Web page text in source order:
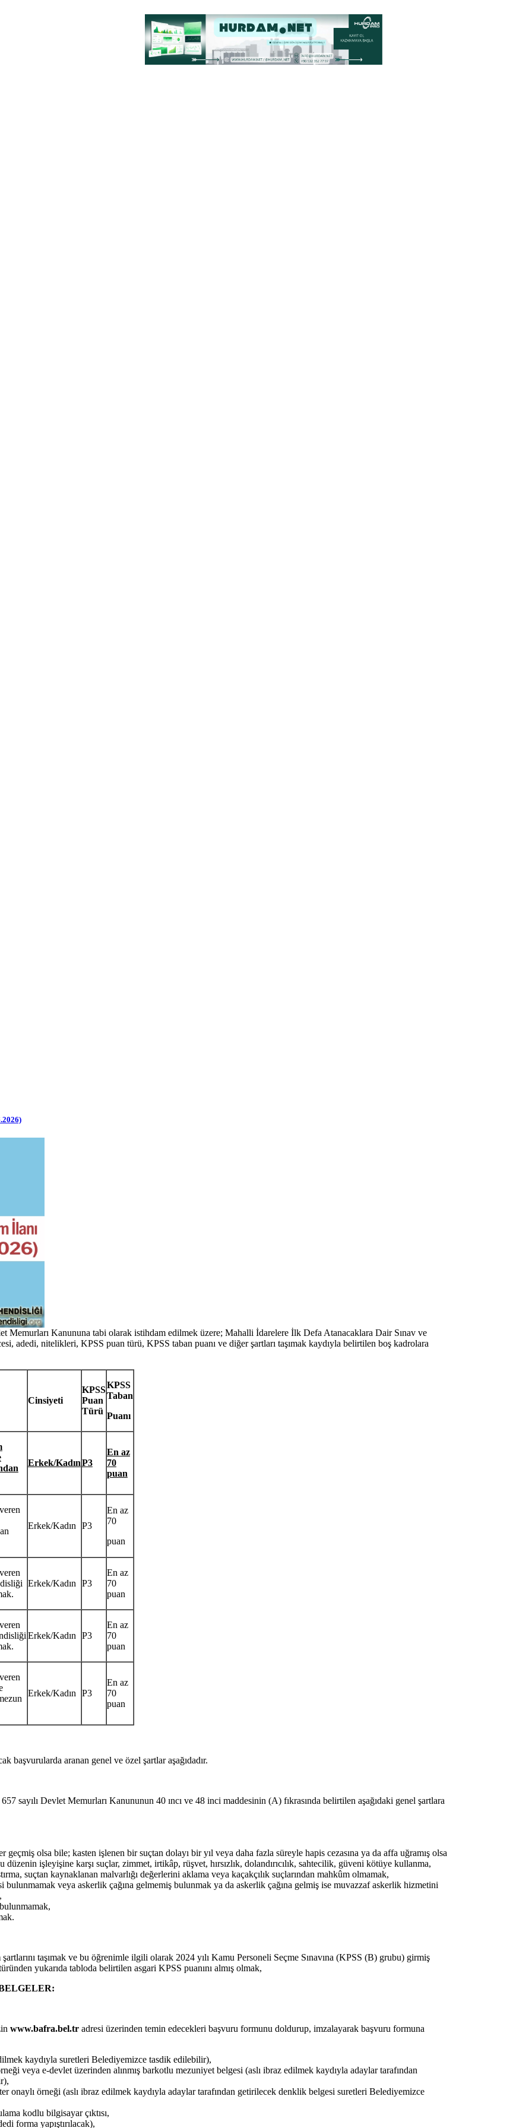
Memurları Kanununa tabi olarak istihdam edilmek üzere; Mahalli İdarelere İlk Defa Atanacaklara Dair Sınav ve
adedi, nitelikleri, KPSS puan türü, KPSS taban puanı ve diğer şartları taşımak kaydıyla belirtilen boş kadrolara
Cinsiyeti
KPSS
Puan
Türü
KPSS
Taban
Puanı
Erkek/KadınP3
En az
70
puan
Erkek/Kadın P3
En az
70
puan
Erkek/Kadın P3
En az
70
puan
Erkek/Kadın P3
En az
70
puan
Erkek/Kadın P3
En az
70
puan
başvurularda aranan genel ve özel şartlar aşağıdadır.
sayılı Devlet Memurları Kanununun 40 ıncı ve 48 inci maddesinin (A) fıkrasında belirtilen aşağıdaki genel şartlara
olsa bile; kasten işlenen bir suçtan dolayı bir yıl veya daha fazla süreyle hapis cezasına ya da affa uğramış olsa
işleyişine karşı suçlar, zimmet, irtikâp, rüşvet, hırsızlık, dolandırıcılık, sahtecilik, güveni kötüye kullanma,
suçtan kaynaklanan malvarlığı değerlerini aklama veya kaçakçılık suçlarından mahkûm olmamak,
veya askerlik çağına gelmemiş bulunmak ya da askerlik çağına gelmiş ise muvazzaf askerlik hizmetini
taşımak ve bu öğrenimle ilgili olarak 2024 yılı Kamu Personeli Seçme Sınavına (KPSS (B) grubu) girmiş
yukarıda tabloda belirtilen asgari KPSS puanını almış olmak,
www.bafra.bel.tradresi üzerinden temin edecekleri başvuru formunu doldurup, imzalayarak başvuru formuna
kaydıyla suretleri Belediyemizce tasdik edilebilir),
veya e-devlet üzerinden alınmış barkotlu mezuniyet belgesi (aslı ibraz edilmek kaydıyla adaylar tarafından
onaylı örneği (aslı ibraz edilmek kaydıyla adaylar tarafından getirilecek denklik belgesi suretleri Belediyemizce
kodlu bilgisayar çıktısı,
forma yapıştırılacak),